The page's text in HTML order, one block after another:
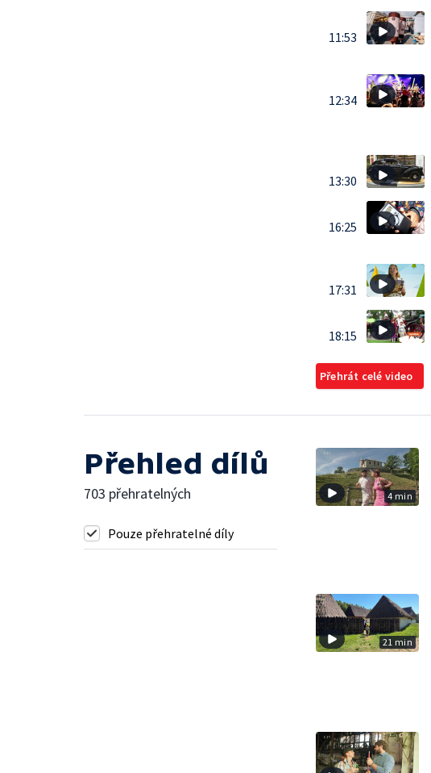
11:53
12:34
13:30
16:25
17:31
18:15
Přehrát celé video
Přehled dílů
703 přehratelných
Pouze přehratelné díly
4 min
21 min